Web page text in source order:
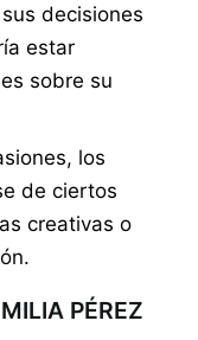
decisiones
estar
sobre su
los
de ciertos
creativas o
PÉREZ